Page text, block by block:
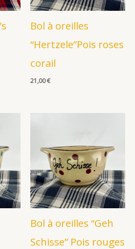
Bol à oreilles
“Hertzele”Pois roses
corail
21,00€
Bol à oreilles “Geh
Schisse” Pois rouges